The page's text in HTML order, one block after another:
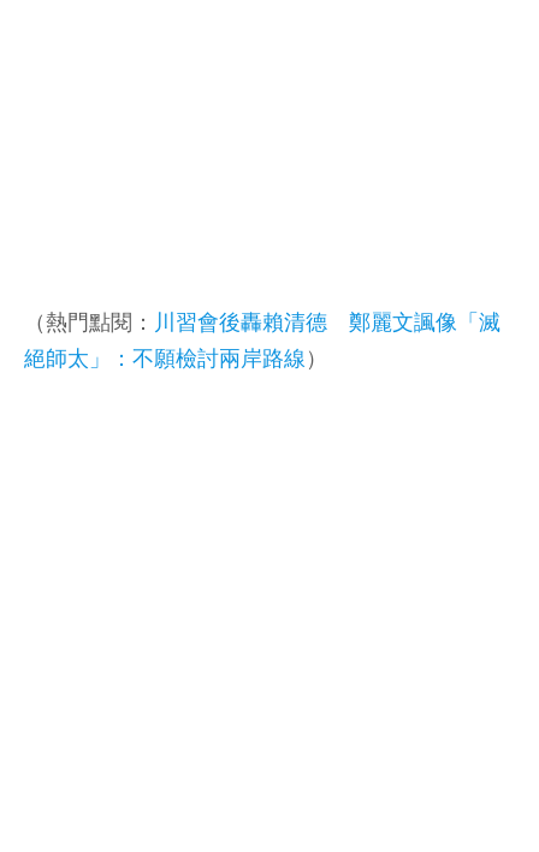
（熱門點閱： 川習會後轟賴清德 鄭麗文諷像「滅
絕師太」：不願檢討兩岸路線 ）